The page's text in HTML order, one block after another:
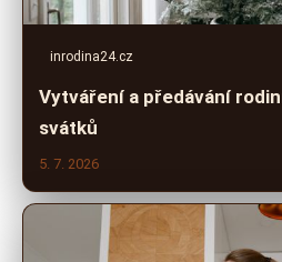
inrodina24.cz
Vytváření a předávání
svátků
5. 7. 2026